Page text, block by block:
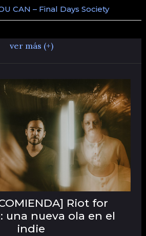
CAN – Final Days Society
ver más (+)
Riot for
una nueva ola en el
indie